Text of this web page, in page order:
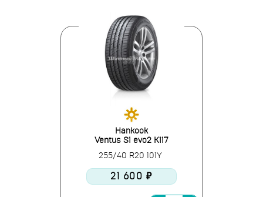
Hankook
Ventus S1 evo2 K117
255/40 R20 101Y
21 600 ₽